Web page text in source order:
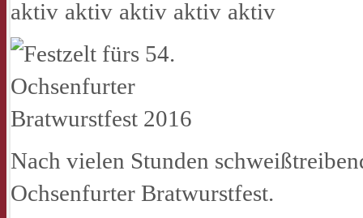
Nach vielen Stunden
Ochsenfurter Bratwurstfest.